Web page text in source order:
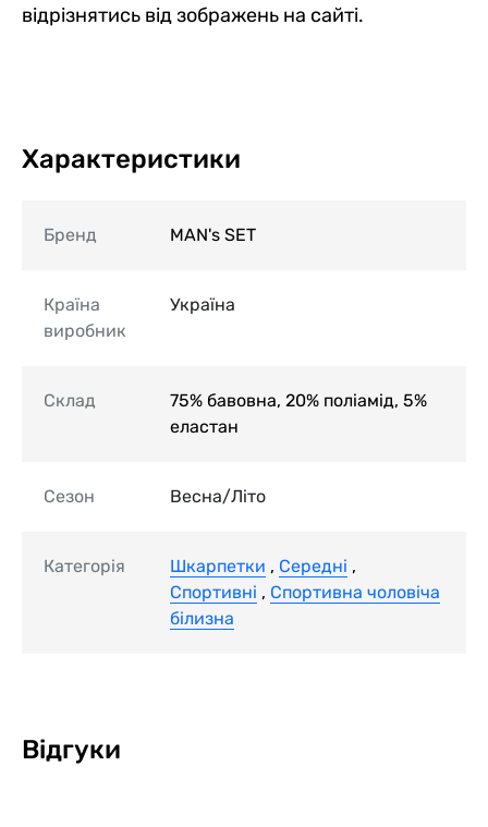
відрізнятись від зображень на сайті.
Характеристики
Бренд MAN's SET
Країна
виробник
Україна
Склад
75% бавовна, 20% поліамід, 5%
еластан
Сезон Весна/Літо
Категорія Шкарпетки , Середні ,
Спортивні , Спортивна чоловіча
білизна
Відгуки